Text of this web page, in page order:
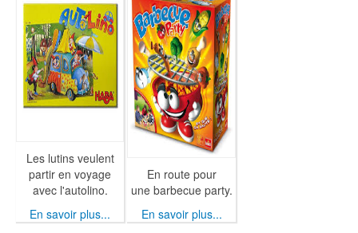
Les lutins veulent
partir en voyage
avec l'autolino.
En savoir plus...
En route pour
une barbecue party.
En savoir plus...